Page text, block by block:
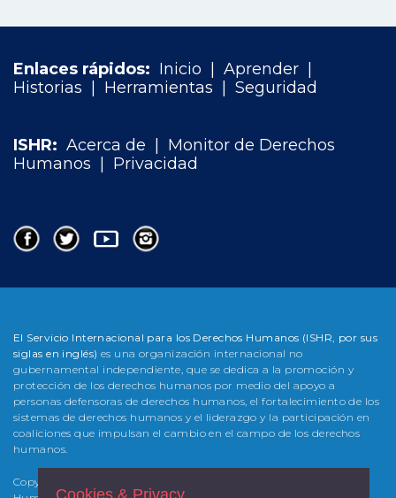
Enlaces rápidos: Inicio Aprender
Historias
Herramientas Seguridad
ISHR: Acerca de
Monitor de Derechos
Humanos
Privacidad
El Servicio Internacional para los Derechos Humanos (ISHR, por sus
siglas en inglés) es una organización internacional no
gubernamental independiente, que se dedica a la promoción y
protección de los derechos humanos por medio del apoyo a
personas defensoras de derechos humanos, el fortalecimiento de los
sistemas de derechos humanos y el liderazgo y la participación en
coaliciones que impulsan el cambio en el campo de los derechos
humanos.
Copyright @ 2020, El Servicio Internacional para los Derechos
Cookies & Privacy